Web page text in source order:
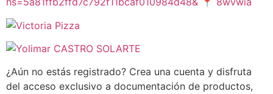
¿Aún no estás registrado? Crea una cuenta y disfruta
del acceso exclusivo a documentación de productos,